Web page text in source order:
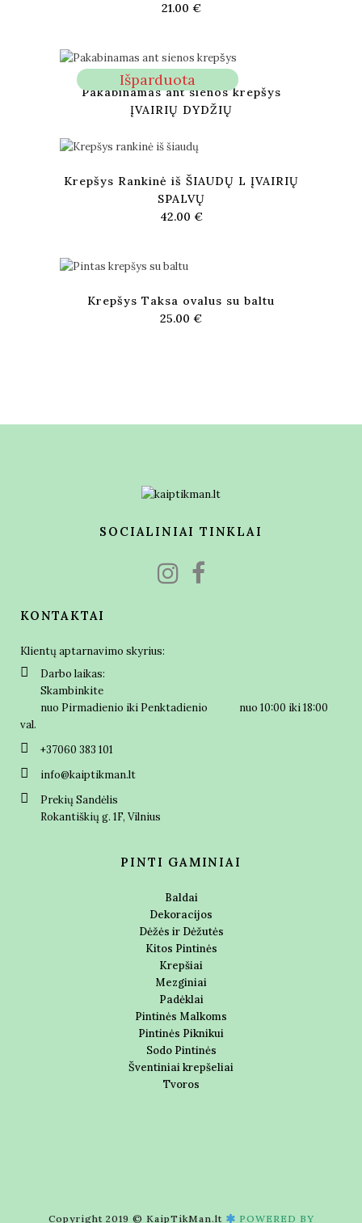
21.00 €
Išparduota
Pakabinamas ant sienos krepšys
ĮVAIRIŲ DYDŽIŲ
Krepšys Rankinė iš ŠIAUDŲ L ĮVAIRIŲ
SPALVŲ
42.00 €
Krepšys Taksa ovalus su baltu
25.00 €
SOCIALINIAI TINKLAI
KONTAKTAI
Klientų aptarnavimo skyrius:
Darbo laikas:
Skambinkite
nuo Pirmadienio iki Penktadienio nuo 10:00 iki 18:00
val.
+37060 383 101
info@kaiptikman.lt
Prekių Sandėlis
Rokantiškių g. 1F, Vilnius
PINTI GAMINIAI
Baldai
Dekoracijos
Dėžės ir Dėžutės
Kitos Pintinės
Krepšiai
Mezginiai
Padėklai
Pintinės Malkoms
Pintinės Piknikui
Sodo Pintinės
Šventiniai krepšeliai
Tvoros
Copyright 2019 © KaipTikMan.lt POWERED BY